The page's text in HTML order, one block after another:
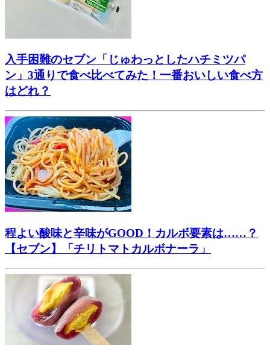
入手困難のセブン「じゅわっとしたハチミツパ
ン」3通りで食べ比べてみた！一番おいしい食べ方
はどれ？
程よい酸味と辛味がGOOD！カルボ要素は……？
【セブン】「チリトマトカルボナーラ」